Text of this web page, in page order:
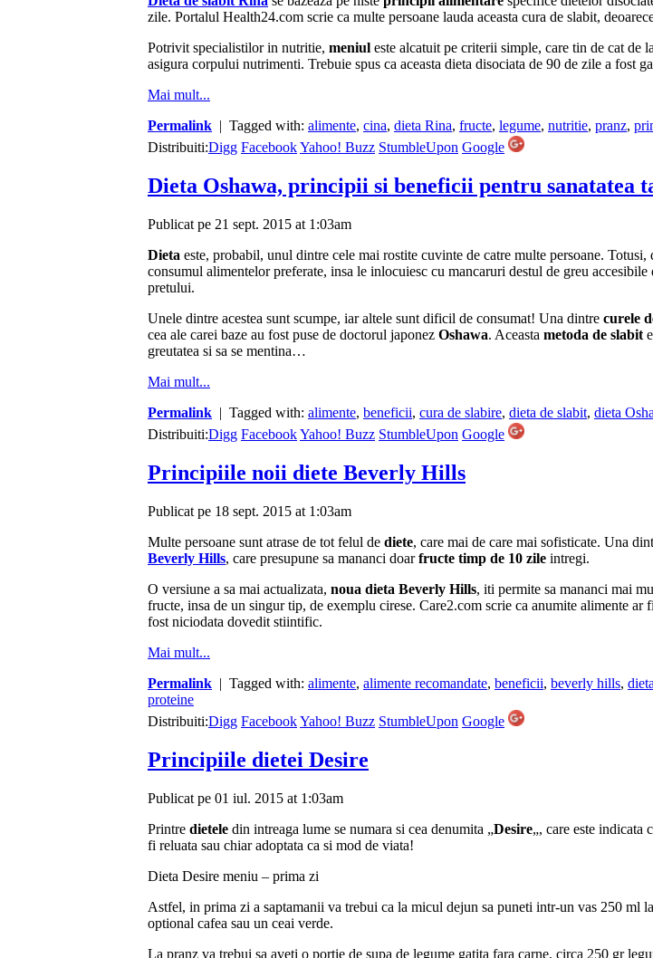
zile. Portalul Health24.com scrie ca multe persoane lauda aceasta cura de slabit,
Potrivit specialistilor in nutritie, meniul este alcatuit pe criterii simple, care tin de cat de
asigura corpului nutrimenti. Trebuie spus ca aceasta dieta disociata de 90 de zile a fost
Mai mult...
Permalink | Tagged with: alimente, cina, dieta Rina, fructe, legume, nutritie, pranz,
Distribuiti:Digg FacebookYahoo! Buzz StumbleUpon Google
Dieta Oshawa, principii si beneficii pentru sanatatea
Publicat pe 21 sept. 2015 at 1:03am
Dieta este, probabil, unul dintre cele mai rostite cuvinte de catre multe persoane. Totusi,
consumul alimentelor preferate, insa le inlocuiesc cu mancaruri destul de greu
pretului.
Unele dintre acestea sunt scumpe, iar altele sunt dificil de consumat! Una dintre curele
cea ale carei baze au fost puse de doctorul japonez Oshawa. Aceasta metoda de slabit
greutatea si sa se mentina…
Mai mult...
Permalink | Tagged with: alimente, beneficii, cura de slabire, dieta de slabit, dieta
Distribuiti:Digg FacebookYahoo! Buzz StumbleUpon Google
Principiile noii diete Beverly Hills
Publicat pe 18 sept. 2015 at 1:03am
Multe persoane sunt atrase de tot felul de diete, care mai de care mai sofisticate. Una
Beverly Hills, care presupune sa mananci doarfructe timp de 10 zile intregi.
O versiune a sa mai actualizata, noua dieta Beverly Hills, iti permite sa mananci mai
fructe, insa de un singur tip, de exemplu cirese. Care2.com scrie ca anumite alimente ar
fost niciodata dovedit stiintific.
Mai mult...
Permalink | Tagged with: alimente, alimente recomandate, beneficii, beverly hills, dieta
proteine
Distribuiti:Digg FacebookYahoo! Buzz StumbleUpon Google
Principiile dietei Desire
Publicat pe 01 iul. 2015 at 1:03am
Printre dietele din intreaga lume se numara si cea denumita „Desire„, care este indicata
fi reluata sau chiar adoptata ca si mod de viata!
Dieta Desire meniu – prima zi
Astfel, in prima zi a saptamanii va trebui ca la micul dejun sa puneti intr-un vas 250 ml
optional cafea sau un ceai verde.
La pranz va trebui sa aveti o portie de supa de legume gatita fara carne, circa 250 gr